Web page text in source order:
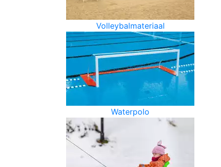
Volleybalmateriaal
Waterpolo